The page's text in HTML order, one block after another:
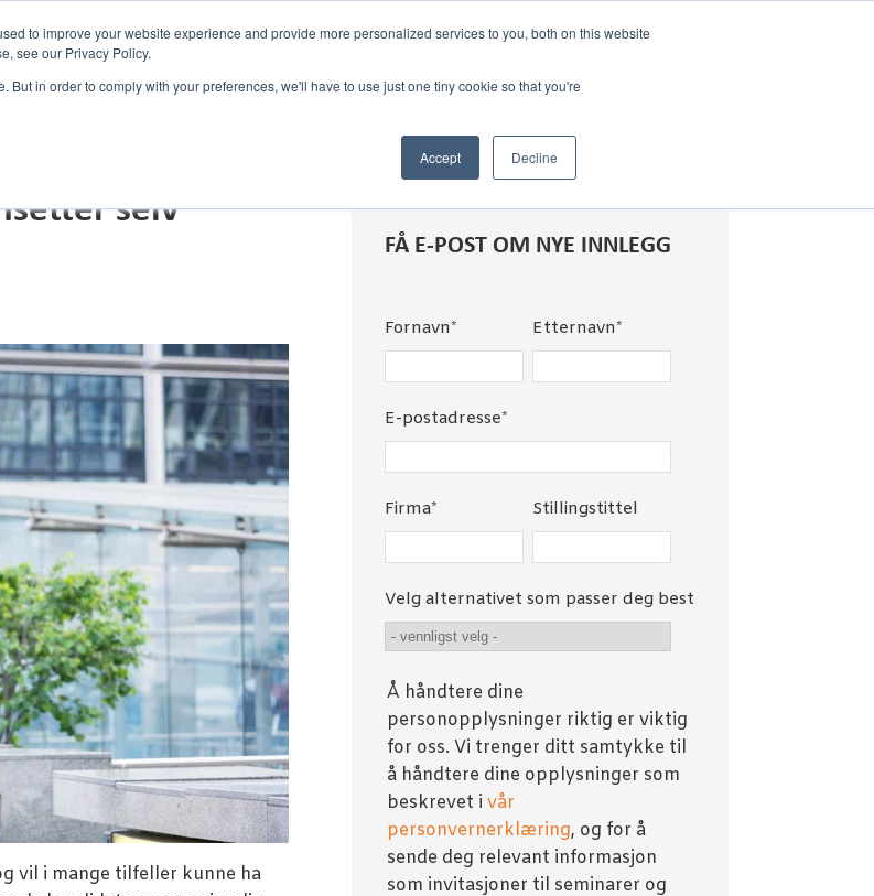
to improve your website experience and provide more personalized services to you, both on this website
see our Privacy Policy.
But in order to comply with your preferences, we'll have to use just one tiny cookie so that you're
Accept Decline
selv
vil i mange tilfeller kunne ha
FÅ E-POST OM NYE INNLEGG
Fornavn* Etternavn*
E-postadresse*
Firma* Stillingstittel
Velg alternativet som passer deg best
Å håndtere dine
personopplysninger riktig er viktig
for oss. Vi trenger ditt samtykke til
å håndtere dine opplysninger som
beskrevet ivår
personvernerklæring, og for å
sende deg relevant informasjon
som invitasjoner til seminarer og